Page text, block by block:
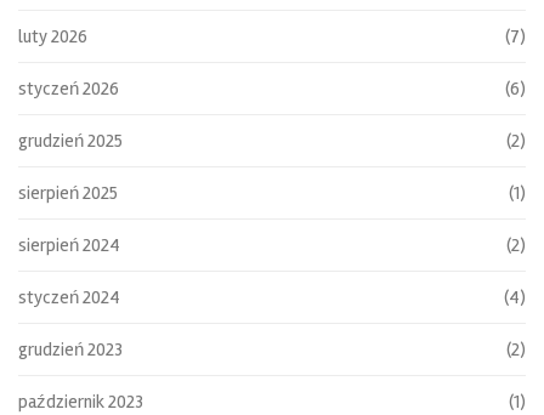
luty 2026 (7)
styczeń 2026 (6)
grudzień 2025 (2)
sierpień 2025 (1)
sierpień 2024 (2)
styczeń 2024 (4)
grudzień 2023 (2)
październik 2023 (1)